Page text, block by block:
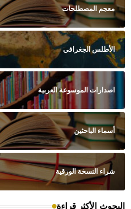
معجم المصطلحات
الأطلس الجغرافي
اصدارات الموسوعة العربية
أسماء الباحثين
شراء النسخة الورقية
البحوث الأكثر قراءة